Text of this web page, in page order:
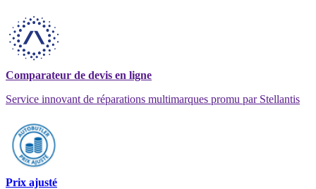
Comparateur de devis en ligne
Service innovant de réparations multimarques promu par Stellantis
Prix ajusté